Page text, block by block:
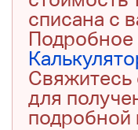
списана с
Подробное
Свяжитесь
для